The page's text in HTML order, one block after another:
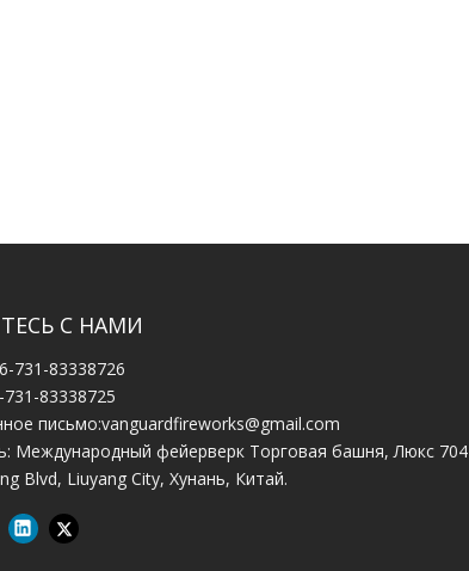
С НАМИ
731-83338726
83338725
письмо:vanguardfireworks@gmail.com
Международный фейерверк Торговая башня, Люкс 704
Blvd, Liuyang City, Хунань, Китай.